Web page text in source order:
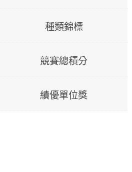
種類錦標
競賽總積分
績優單位獎